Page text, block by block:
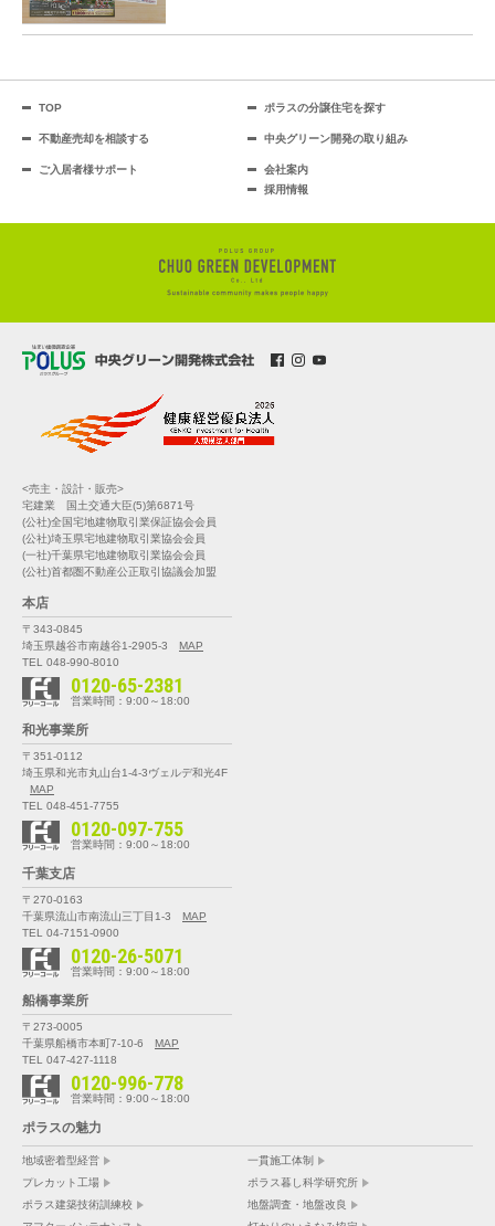
TOP ポラスの分譲住宅を探す
不動産売却を相談する 中央グリーン開発の取り組み
ご入居者様サポート
会社案内
採用情報
<売主・設計・販売>
宅建業 国土交通大臣(5)第6871号
(公社)全国宅地建物取引業保証協会会員
(公社)埼玉県宅地建物取引業協会会員
(一社)千葉県宅地建物取引業協会会員
(公社)首都圏不動産公正取引協議会加盟
本店
〒343-0845
埼玉県越谷市南越谷1-2905-3
MAP
TEL 048-990-8010
0120-65-2381
営業時間：9:00～18:00
和光事業所
〒351-0112
埼玉県和光市丸山台1-4-3ヴェルデ和光4F
MAP
TEL 048-451-7755
0120-097-755
営業時間：9:00～18:00
千葉支店
〒270-0163
千葉県流山市南流山三丁目1-3
MAP
TEL 04-7151-0900
0120-26-5071
営業時間：9:00～18:00
船橋事業所
〒273-0005
千葉県船橋市本町7-10-6
MAP
TEL 047-427-1118
0120-996-778
営業時間：9:00～18:00
ポラスの魅力
地域密着型経営
一貫施工体制
プレカット工場
ポラス暮し科学研究所
ポラス建築技術訓練校
地盤調査・地盤改良